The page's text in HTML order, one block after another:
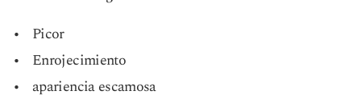
Picor
Enrojecimiento
apariencia escamosa